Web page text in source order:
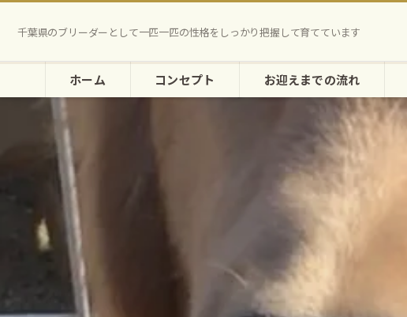
千葉県のブリーダーとして一匹一匹の性格をしっかり把握して育てています
ホーム コンセプト お迎えまでの流れ